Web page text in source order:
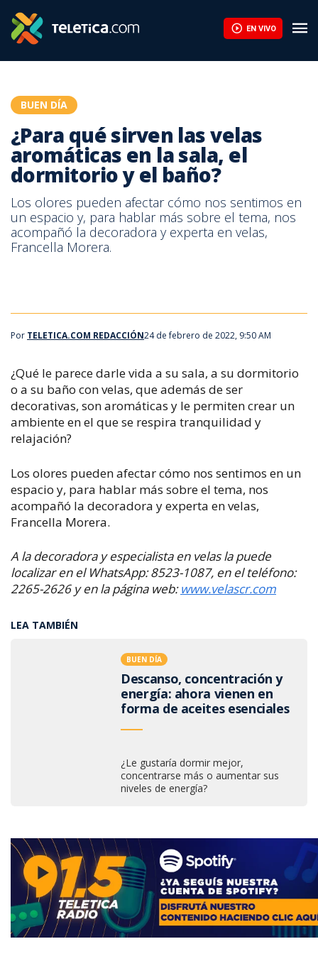
EN VIVO
BUEN DÍA
¿Para qué sirven las velas
aromáticas en la sala, el
dormitorio y el baño?
Los olores pueden afectar cómo nos sentimos en
un espacio y, para hablar más sobre el tema, nos
acompañó la decoradora y experta en velas,
Francella Morera.
Por TELETICA.COM REDACCIÓN24 de febrero de 2022, 9:50 AM
¿Qué le parece darle vida a su sala, a su dormitorio
o a su baño con velas, queademás de ser
decorativas, son aromáticas y le permiten crear un
ambiente en el que se respira tranquilidad y
relajación?
Los olores pueden afectar cómo nos sentimos en un
espacio y, para hablar más sobre el tema, nos
acompañó la decoradora y experta en velas,
Francella Morera.
A la decoradora y especialista en velas la puede
localizar en el WhatsApp: 8523-1087, en el teléfono:
2265-2626 y en la página web:www.velascr.com
LEA TAMBIÉN
BUEN DÍA
Descanso, concentración y
energía: ahora vienen en
forma de aceites esenciales
¿Le gustaría dormir mejor,
concentrarse más o aumentar sus
niveles de energía?